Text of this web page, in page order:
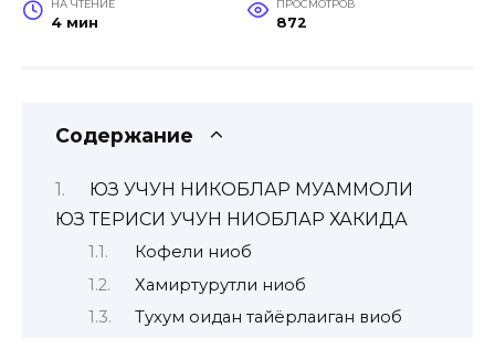
НА ЧТЕНИЕ
4 мин
ПРОСМОТРОВ
872
Содержание
ЮЗ УЧУН НИКОБЛАР МУАММОЛИ
ЮЗ ТЕРИСИ УЧУН НИҚОБЛАР ХАКИДА
Кофели ниқоб
Хамиртурутли ниқоб
Тухум оқидан тайёрлаиган виқоб